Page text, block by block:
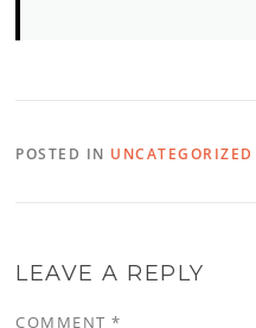
POSTED IN UNCATEGORIZED
LEAVE A REPLY
COMMENT*